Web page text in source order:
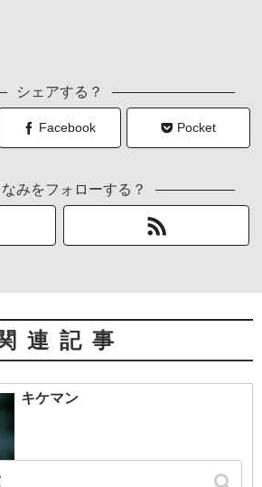
シェアする？
Facebook Pocket
みをフォローする？
連記事
キケマン